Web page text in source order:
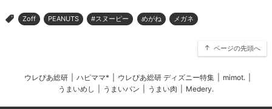
> Zoff PEANUTS #スヌーピー めがね メガネ
ページの先頭へ
ウレぴあ総研 ハピママ* ウレぴあ総研 ディズニー特集 mimot.
うまいめし
うまいパン うまい肉 Medery.